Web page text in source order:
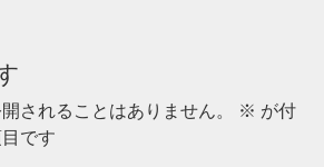
されることはありません。 ※ が付
です